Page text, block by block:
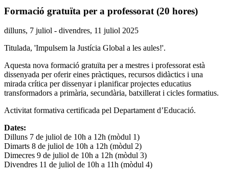
socials
Formació gratuïta per a professorat (20 hores)
Data
l'esdeveniment:
dilluns, 7 juliol - divendres, 11 juliol 2025
Titulada, 'Impulsem la Justícia Global a les aules!'.
Aquesta nova formació gratuïta per a mestres i professorat està
dissenyada per oferir eines pràctiques, recursos didàctics i una
mirada crítica per dissenyar i planificar projectes educatius
transformadors a primària, secundària, batxillerat i cicles formatius.
Activitat formativa certificada pel Departament d’Educació.
Dates:
Dilluns 7 de juliol de 10h a 12h (mòdul 1)
Dimarts 8 de juliol de 10h a 12h (mòdul 2)
Dimecres 9 de juliol de 10h a 12h (mòdul 3)
Divendres 11 de juliol de 10h a 11h (mòdul 4)